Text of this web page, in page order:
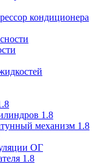
кондиционера
1.8
механизм 1.8
ОГ
1.8